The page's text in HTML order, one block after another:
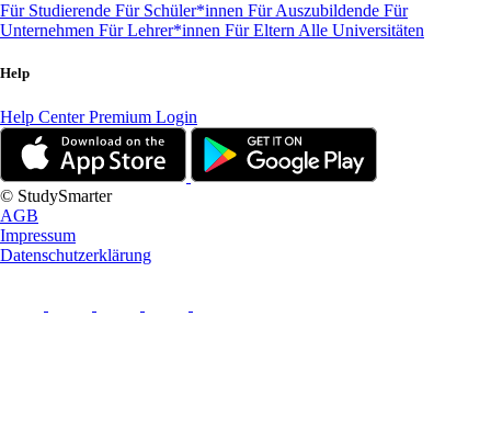
Für Studierende Für Schüler*innen Für Auszubildende Für
Unternehmen Für Lehrer*innen Für Eltern Alle Universitäten
Help
Help CenterPremium Login
© StudySmarter
AGB
Impressum
Datenschutzerklärung